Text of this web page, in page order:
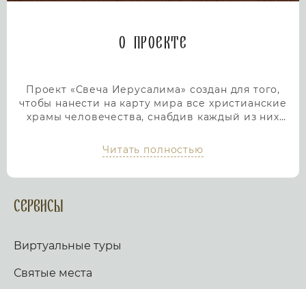
О проекте
Проект «Свеча Иерусалима» создан для того,
чтобы нанести на карту мира все христианские
храмы человечества, снабдив каждый из них
мы дадим людям возможность посетить любой
храм или дольмен не выходя из дома, просто
помощь в возжжения свечей за здравие и
упокой в христианских храмах Иерусалима и
вопросом. Письма помещаются в Стену Плача,
Благодатным огнем.
Читать полностью
Сервисы
Виртуальные туры
Святые места